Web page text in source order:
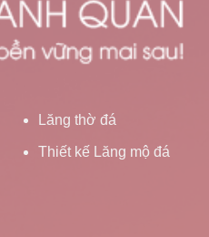
Lăng thờ đá
Thiết kế Lăng mộ đá